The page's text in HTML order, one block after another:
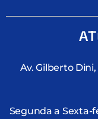
Av. Gilberto Dini,
Segunda a Sexta-